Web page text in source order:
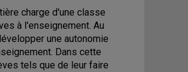
charge d'une classe
à l'enseignement. Au
une autonomie
Dans cette
tels que de leur faire